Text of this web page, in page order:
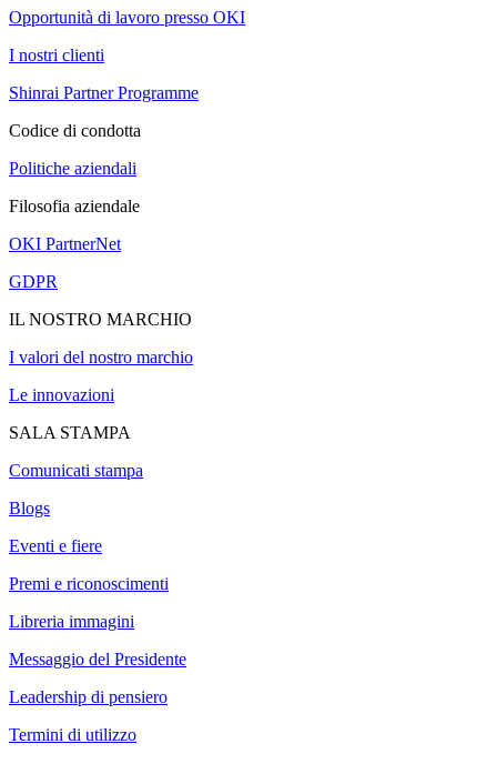
Opportunità di lavoro presso OKI
I nostri clienti
Shinrai Partner Programme
Codice di condotta
Politiche aziendali
Filosofia aziendale
OKI PartnerNet
GDPR
IL NOSTRO MARCHIO
I valori del nostro marchio
Le innovazioni
SALA STAMPA
Comunicati stampa
Blogs
Eventi e fiere
Premi e riconoscimenti
Libreria immagini
Messaggio del Presidente
Leadership di pensiero
Termini di utilizzo